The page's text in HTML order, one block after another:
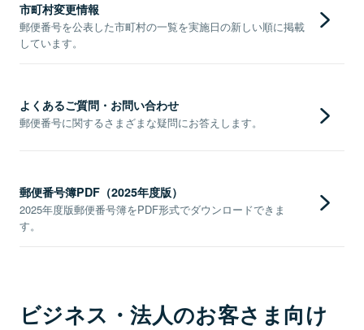
市町村変更情報
郵便番号を公表した市町村の一覧を実施日の新しい順に掲載
しています。
よくあるご質問・お問い合わせ
郵便番号に関するさまざまな疑問にお答えします。
郵便番号簿PDF（2025年度版）
2025年度版郵便番号簿をPDF形式でダウンロードできま
す。
ビジネス・法人のお客さま向け